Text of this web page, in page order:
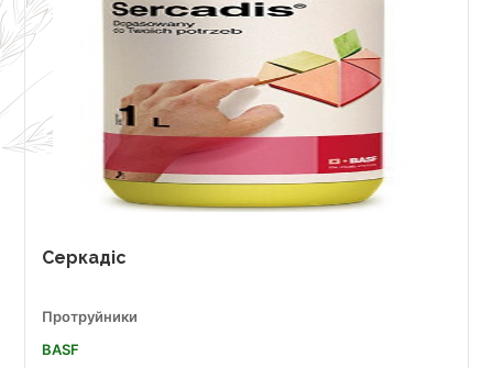
Серкадіс
Протруйники
BASF